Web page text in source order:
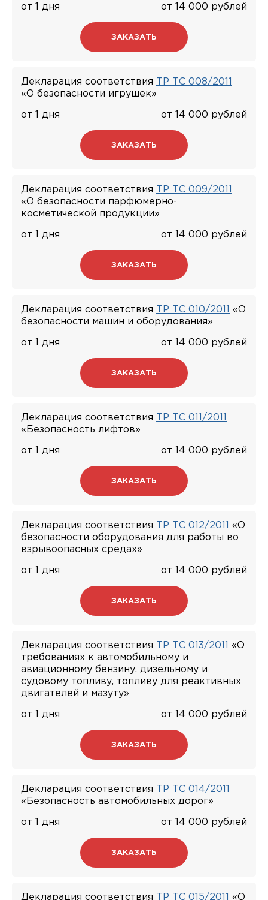
от 1 дня от 14 000 рублей
ЗАКАЗАТЬ
Декларация соответствия
ТР ТС 008/2011
«О безопасности игрушек»
от 1 дня от 14 000 рублей
ЗАКАЗАТЬ
Декларация соответствия
ТР ТС 009/2011
«О безопасности парфюмерно-
косметической продукции»
от 1 дня от 14 000 рублей
ЗАКАЗАТЬ
Декларация соответствия ТР ТС 010/2011
«О
безопасности машин и оборудования»
от 1 дня от 14 000 рублей
ЗАКАЗАТЬ
Декларация соответствия
ТР ТС 011/2011
«Безопасность лифтов»
от 1 дня от 14 000 рублей
ЗАКАЗАТЬ
Декларация соответствия ТР ТС 012/2011
«О
безопасности оборудования для работы во
взрывоопасных средах»
от 1 дня от 14 000 рублей
ЗАКАЗАТЬ
Декларация соответствия ТР ТС 013/2011
«О
требованиях к автомобильному и
авиационному бензину, дизельному и
судовому топливу, топливу для реактивных
двигателей и мазуту»
от 1 дня от 14 000 рублей
ЗАКАЗАТЬ
Декларация соответствия
ТР ТС 014/2011
«Безопасность автомобильных дорог»
от 1 дня от 14 000 рублей
ЗАКАЗАТЬ
Декларация соответствия ТР ТС 015/2011 «О